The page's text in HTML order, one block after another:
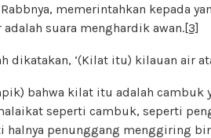
memerintahkan kepada
suara menghardik awan.[3]
dikatakan, ‘(Kilat itu) kilauan air
bahwa kilat itu adalah cambuk
seperti cambuk, seperti
penunggang menggiring